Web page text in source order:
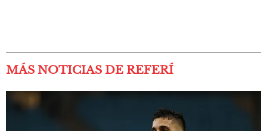
MÁS NOTICIAS DE REFERÍ